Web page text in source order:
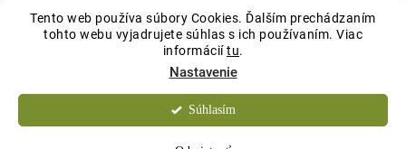
Tento web používa súbory Cookies. Ďalším prechádzaním
tohto webu vyjadrujete súhlas s ich používaním. Viac
informáciítu.
Nastavenie
Súhlasím
Copyright 2026Day Spa Shop. Všetky práva vyhradené.